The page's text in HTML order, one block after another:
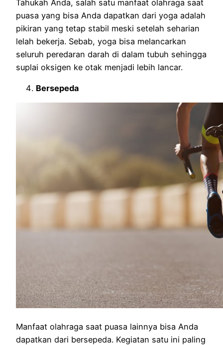
Tahukah Anda, salah satu manfaat olahraga saat
puasa yang bisa Anda dapatkan dari yoga adalah
pikiran yang tetap stabil meski setelah seharian
lelah bekerja. Sebab, yoga bisa melancarkan
seluruh peredaran darah di dalam tubuh sehingga
suplai oksigen ke otak menjadi lebih lancar.
Bersepeda
Manfaat olahraga saat puasa lainnya bisa Anda
dapatkan dari bersepeda. Kegiatan satu ini paling